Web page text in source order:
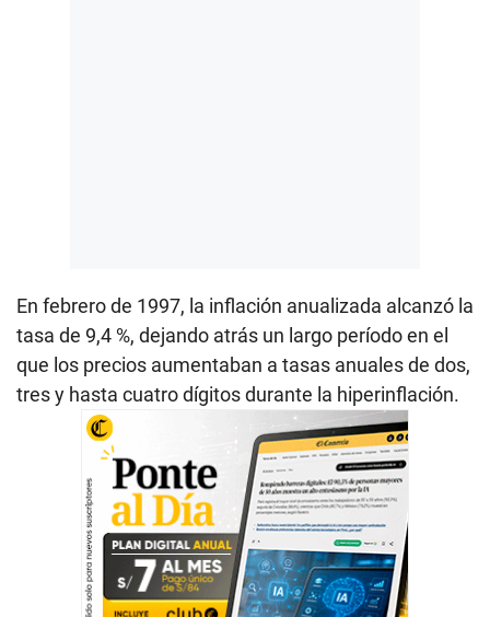
En febrero de 1997, la inflación anualizada alcanzó la
tasa de 9,4 %, dejando atrás un largo período en el
que los precios aumentaban a tasas anuales de dos,
tres y hasta cuatro dígitos durante la hiperinflación.